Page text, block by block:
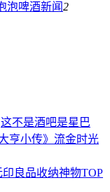
泡啤酒新闻2
这不是酒吧是星巴
亨小传》流金时光
良品收纳神物TOP